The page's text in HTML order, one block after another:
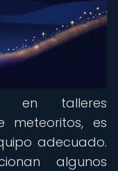
en talleres
meteoritos, es
adecuado.
algunos